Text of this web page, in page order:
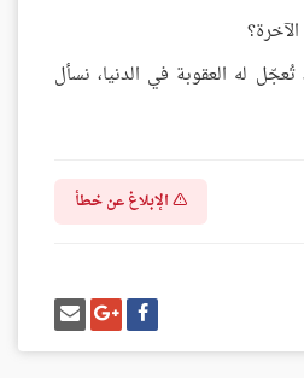
له العقوبة في الدنيا، نسأل
الإبلاغ عن خطأ
شارك
على
فيسبوك
شارك
على
غوغل
بلس
إرسل
إيميل